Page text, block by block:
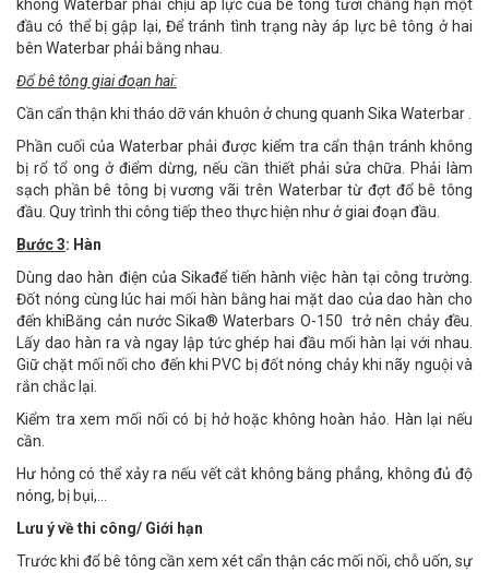
không Waterbar phải chịu áp lực của bê tông tươi chẳng hạn một
đầu có thể bị gập lại, Để tránh tình trạng này áp lực bê tông ở hai
bên Waterbar phải bằng nhau.
Đổ bê tông giai đoạn hai:
Cần cẩn thận khi tháo dỡ ván khuôn ở chung quanh Sika Waterbar .
Phần cuối của Waterbar phải được kiểm tra cẩn thận tránh không
bị rổ tổ ong ở điểm dừng, nếu cần thiết phải sửa chữa. Phải làm
sạch phần bê tông bị vương vãi trên Waterbar từ đợt đổ bê tông
đầu. Quy trình thi công tiếp theo thực hiện như ở giai đoạn đầu.
Bước 3: Hàn
Dùng dao hàn điện của Sikađể tiến hành việc hàn tại công trường.
Đốt nóng cùng lúc hai mối hàn bằng hai mặt dao của dao hàn cho
đến khiBăng cản nước Sika® Waterbars O-150 trở nên chảy đều.
Lấy dao hàn ra và ngay lập tức ghép hai đầu mối hàn lại với nhau.
Giữ chặt mối nối cho đến khi PVC bị đốt nóng chảy khi nãy nguội và
rắn chắc lại.
Kiểm tra xem mối nối có bị hở hoặc không hoàn hảo. Hàn lại nếu
cần.
Hư hỏng có thể xảy ra nếu vết cắt không bằng phẳng, không đủ độ
nóng, bị bụi,…
Lưu ý về thi công/ Giới hạn
Trước khi đổ bê tông cần xem xét cẩn thận các mối nối, chỗ uốn, sự